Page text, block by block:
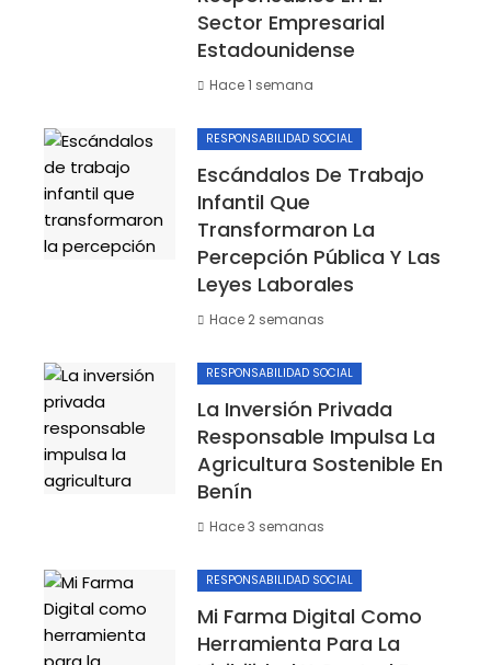
Sector Empresarial
Estadounidense
Hace 1 semana
RESPONSABILIDAD SOCIAL
Escándalos De Trabajo
Infantil Que
Transformaron La
Percepción Pública Y Las
Leyes Laborales
Hace 2 semanas
RESPONSABILIDAD SOCIAL
La Inversión Privada
Responsable Impulsa La
Agricultura Sostenible En
Benín
Hace 3 semanas
RESPONSABILIDAD SOCIAL
Mi Farma Digital Como
Herramienta Para La